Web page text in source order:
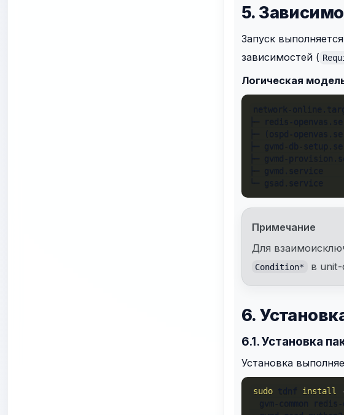
5.
Запуск
зависимостей (
Логическая
Примечание
Для
Condition* в unit-
6.
6.1. Установка
Установка
sudo install